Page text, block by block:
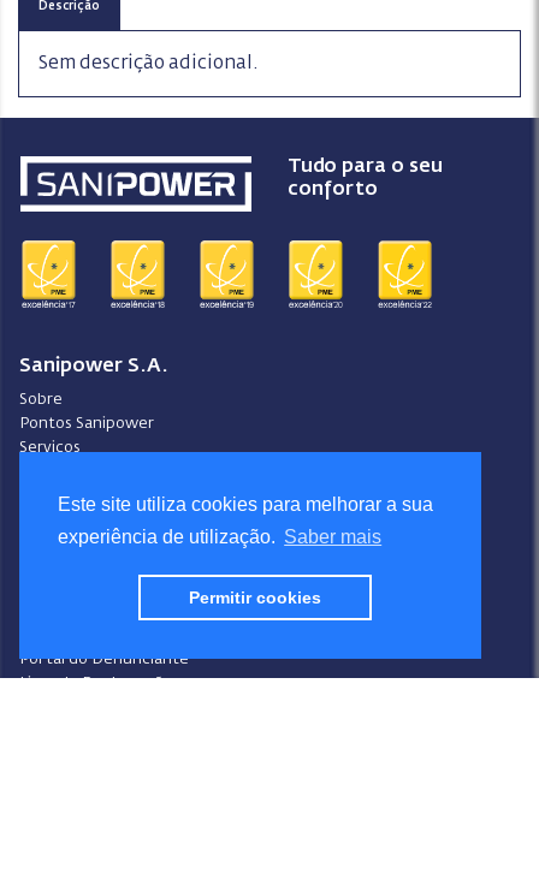
Este site utiliza cookies para melhorar a sua
experiência de utilização. Saber mais
Permitir cookies
Descrição
Sem descrição adicional.
Tudo para o seu
conforto
Sanipower S.A.
Sobre
Pontos Sanipower
Serviços
Contactos
Condições Gerais de Venda
Portal do Denunciante